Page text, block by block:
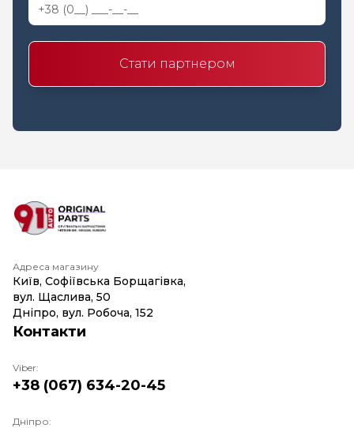
Стати партнером
Адреса магазину
Київ, Софіївська Борщагівка,
вул. Щаслива, 50
Дніпро, вул. Робоча, 152
Контакти
Viber:
+38 (067) 634-20-45
Дніпро: